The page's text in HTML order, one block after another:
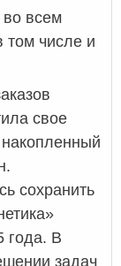
всем
том числе и
свое
сохранить
года. В
задач